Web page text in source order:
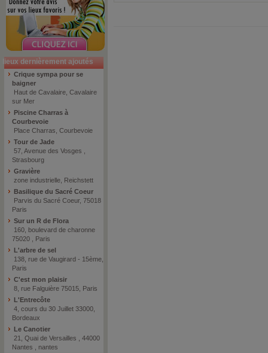
lieux dernièrement ajoutés
Crique sympa pour se
baigner
Haut de Cavalaire, Cavalaire
sur Mer
Piscine Charras à
Courbevoie
Place Charras, Courbevoie
Tour de Jade
57, Avenue des Vosges ,
Strasbourg
Gravière
zone industrielle, Reichstett
Basilique du Sacré Coeur
Parvis du Sacré Coeur, 75018
Paris
Sur un R de Flora
160, boulevard de charonne
75020 , Paris
L'arbre de sel
138, rue de Vaugirard - 15ème,
Paris
C'est mon plaisir
8, rue Falguière 75015, Paris
L'Entrecôte
4, cours du 30 Juillet 33000,
Bordeaux
Le Canotier
21, Quai de Versailles , 44000
Nantes , nantes